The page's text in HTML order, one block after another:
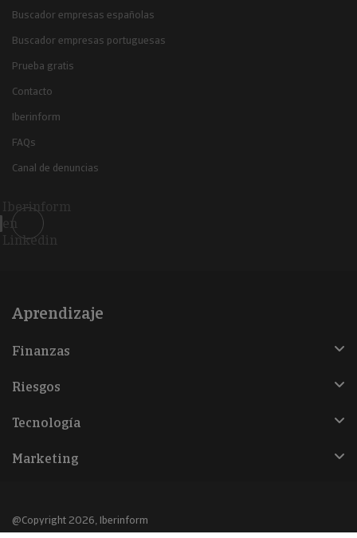
Buscador empresas españolas
Buscador empresas portuguesas
Prueba gratis
Contacto
Iberinform
FAQs
Canal de denuncias
Iberinform
en
Linkedin
Aprendizaje
Finanzas
Riesgos
Tecnología
Marketing
@Copyright 2026, Iberinform